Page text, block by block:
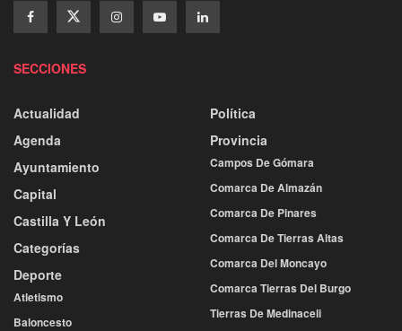
SECCIONES
Actualidad
Agenda
Ayuntamiento
Capital
Castilla Y León
Categorías
Deporte
Atletismo
Baloncesto
Política
Provincia
Campos De Gómara
Comarca De Almazán
Comarca De Pinares
Comarca De Tierras Altas
Comarca Del Moncayo
Comarca Tierras Del Burgo
Tierras De Medinaceli